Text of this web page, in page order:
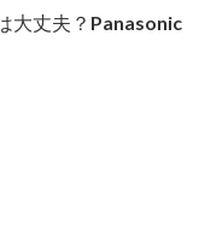
大丈夫？Panasonic